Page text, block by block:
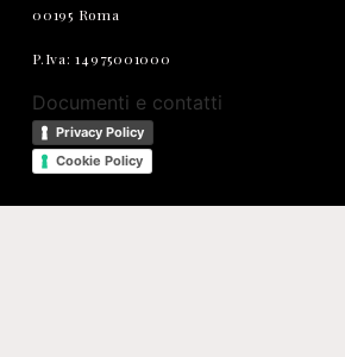
00195 Roma
P.Iva: 14975001000
Documenti e contatti
Privacy Policy
Cookie Policy